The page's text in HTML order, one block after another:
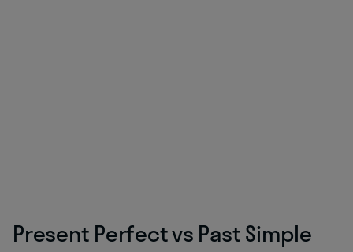
Present Perfect vs Past Simple